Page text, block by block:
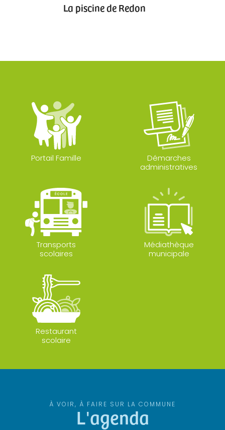
La piscine de Redon
Portail Famille
Démarches
administratives
Transports
scolaires
Médiathèque
municipale
Restaurant
scolaire
À VOIR, À FAIRE SUR LA COMMUNE
L'agenda